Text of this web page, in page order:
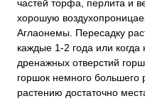
частей торфа, перлита и
хорошую
Аглаонемы. Пересадку
каждые 1-2 года или
дренажных отверстий
горшок немного большего
растению достаточно